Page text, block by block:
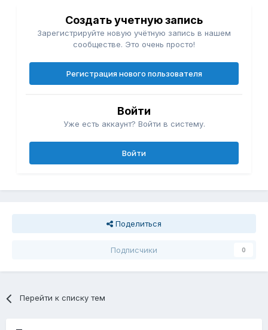
Создать учетную запись
Зарегистрируйте новую учётную запись в нашем
сообществе. Это очень просто!
Регистрация нового пользователя
Войти
Уже есть аккаунт? Войти в систему.
Войти
Поделиться
Подписчики 0
Перейти к списку тем